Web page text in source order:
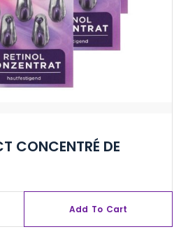
CONCENTRÉ DE
Add To Cart